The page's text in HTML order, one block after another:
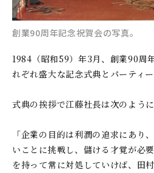
創業90周年記念祝賀会の写真。
1984（昭和59）年3月、創業90周
れぞれ盛大な記念式典とパーティ
式典の挨拶で江藤社長は次のように
「企業の目的は利潤の追求にあり
いことに挑戦し、儲ける才覚が必
を持って常に対処していけば、田